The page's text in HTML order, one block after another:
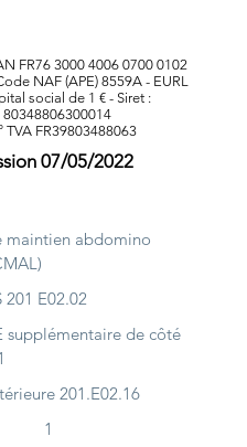
FR76 3000 4006 0700 0102
NAF (APE) 8559A - EURL
social de 1 € - Siret :
80348806300014
TVA FR39803488063
07/05/2022
maintien abdomino
201 E02.02
supplémentaire de côté
201.E02.16
1